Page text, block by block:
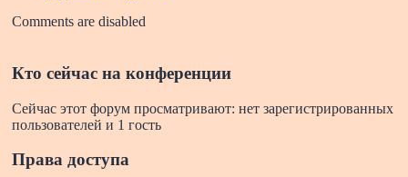
Comments are disabled
Кто сейчас на конференции
Сейчас этот форум просматривают: нет зарегистрированных
пользователей и 1 гость
Права доступа